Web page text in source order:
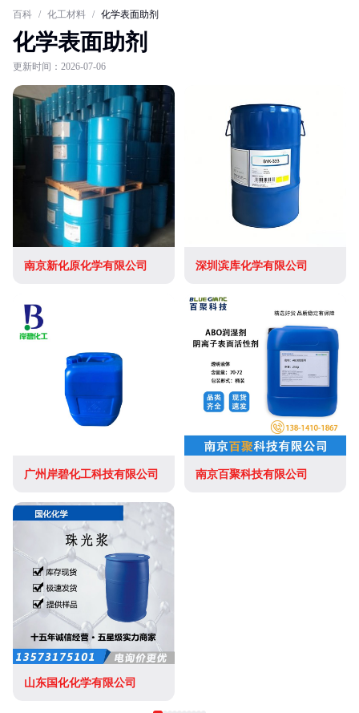
百科 / 化工材料 / 化学表面助剂
化学表面助剂
更新时间：2026-07-06
南京新化原化学有限公司 深圳滨库化学有限公司
广州岸碧化工科技有限公司 南京百聚科技有限公司
山东国化化学有限公司